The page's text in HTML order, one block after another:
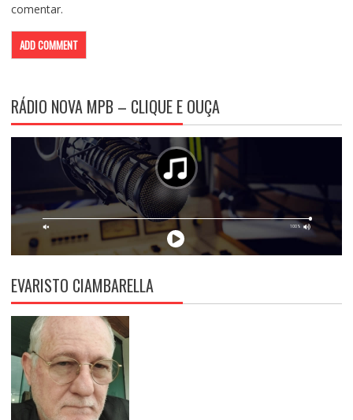
comentar.
RÁDIO NOVA MPB – CLIQUE E OUÇA
EVARISTO CIAMBARELLA